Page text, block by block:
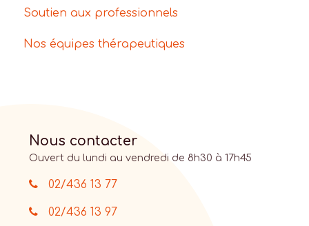
Soutien aux professionnels
Nos équipes thérapeutiques
Nous contacter
Ouvert du lundi au vendredi de 8h30 à 17h45
02/436 13 77
02/436 13 97